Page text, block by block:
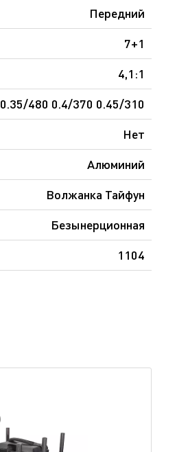
Передний
7+1
4,1:1
0.35/480 0.4/370 0.45/310
Нет
Алюминий
Волжанка Тайфун
Безынерционная
1104